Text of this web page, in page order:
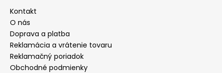
Kontakt
O nás
Doprava a platba
Reklamácia a vrátenie tovaru
Reklamačný poriadok
Obchodné podmienky